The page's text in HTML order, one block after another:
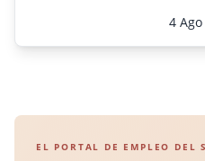
4
EL PORTAL DE EMPLEO DEL